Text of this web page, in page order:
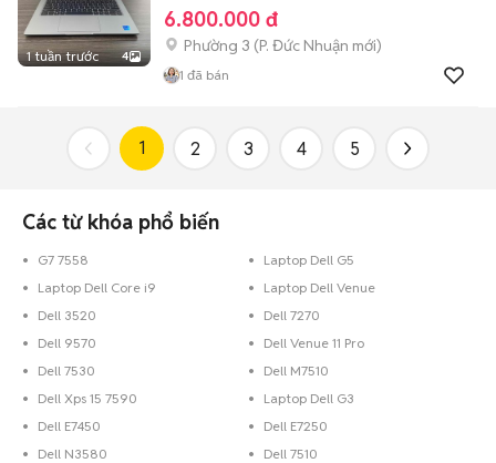
1 tuần trước 4
6.800.000 đ
Phường 3 (P. Đức Nhuận mới)
1 đã bán
1 2 3 4 5
Các từ khóa phổ biến
G7 7558
Laptop Dell G5
Laptop Dell Core i9
Laptop Dell Venue
Dell 3520
Dell 7270
Dell 9570
Dell Venue 11 Pro
Dell 7530
Dell M7510
Dell Xps 15 7590
Laptop Dell G3
Dell E7450
Dell E7250
Dell N3580
Dell 7510